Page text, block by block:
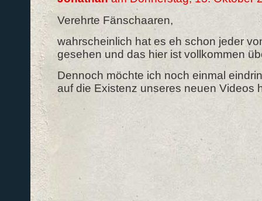
Verehrte Fänschaaren,
wahrscheinlich hat es eh schon jeder
gesehen und das hier ist vollkommen
Dennoch möchte ich noch einmal
auf die Existenz unseres neuen Videos